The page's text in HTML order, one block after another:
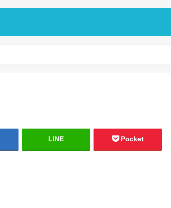
LINE Pocket